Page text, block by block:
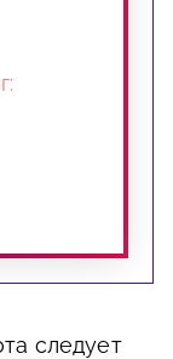
следует